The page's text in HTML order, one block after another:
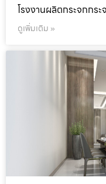
โรงงานผลิตกระจกกร
ดูเพิ่มเติม »